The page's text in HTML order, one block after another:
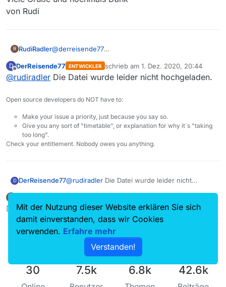
von Rudi
R RudiRadler@derreisende77
erungAmGeoblocking.20201201.pdf](Lade 100%
hoch)
In der Anhangdatei sind 6 fullscreen-shots vom
zu sehen ist. Bitte ggf. nachfragen!
Sofort nach dem Starten
nachdem die Filmliste vollständig geladen ist –
leer!?!) Anzahl Filme > 400.000 .UND. 30
2h
mit Blacklist-Dialog – Geoblocking ist angehakt
„Schließen“ ist disabled, Filmliste ist weiter
Knopf „Schließen“ ist enabled
dann ist auch die Senderliste im Filter-Dialog
Anschließend funktioniert alles tadellos!
Viele Grüße und nochmals Dank
D
Offline
DerReisende77 ENTWICKLER schrieb am 1. Dez. 2020, 20:44
zuletzt editiert von
@rudiradler Die Datei wurde leider nicht hochgeladen.
Open source developers do NOT have to:
Make your issue a priority, just because you say so.
Give you any sort of "timetable", or explanation for why it´s "taking
too long".
Check your entitlement. Nobody owes you anything.
D DerReisende77@rudiradler Die Datei wurde leider nicht
Offline
Dieser Beitrag wurde gelöscht!
30 7.5k 6.8k 42.6k
Mit der Nutzung dieser Website erklären Sie sich
damit einverstanden, dass wir Cookies
verwenden. Erfahre mehr
Verstanden!